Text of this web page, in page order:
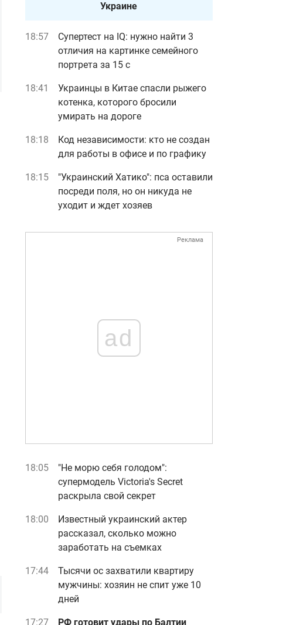
Украине
18:57
Супертест на IQ: нужно найти 3
отличия на картинке семейного
портрета за 15 с
18:41
Украинцы в Китае спасли рыжего
котенка, которого бросили
умирать на дороге
18:18
Код независимости: кто не создан
для работы в офисе и по графику
18:15
"Украинский Хатико": пса оставили
посреди поля, но он никуда не
уходит и ждет хозяев
Реклама
ad
18:05
"Не морю себя голодом":
супермодель Victoria's Secret
раскрыла свой секрет
18:00
Известный украинский актер
рассказал, сколько можно
заработать на съемках
17:44
Тысячи ос захватили квартиру
мужчины: хозяин не спит уже 10
дней
17:27 РФ готовит удары по Балтии